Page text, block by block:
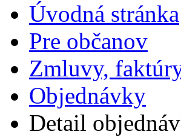
Úvodná stránka
Pre občanov
Zmluvy,
Objednávky
Detail